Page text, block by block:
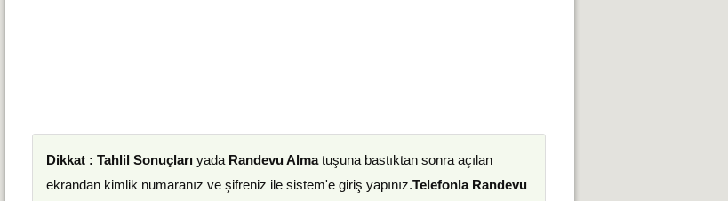
Dikkat : Tahlil Sonuçlarıyada Randevu Almatuşuna bastıktan sonra açılan
ekrandan kimlik numaranız ve şifreniz ile sistem'e giriş yapınız.Telefonla Randevu